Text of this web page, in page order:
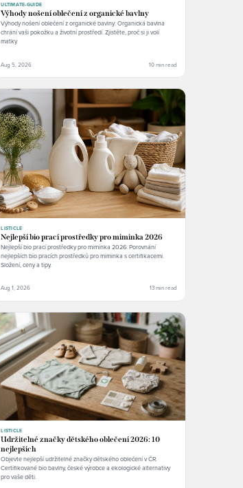
ULTIMATE-GUIDE
Výhody nošení oblečení z organické bavlny
Výhody nošení oblečení z organické bavlny: Organická bavlna
chrání vaši pokožku a životní prostředí. Zjistěte, proč si ji volí
matky.
Aug 5, 2026 10 min read
LISTICLE
Nejlepší bio prací prostředky pro miminka 2026
Nejlepší bio prací prostředky pro miminka 2026: Porovnání
nejlepších bio pracích prostředků pro miminka s certifikacemi.
Složení, ceny a tipy.
Aug 1, 2026 13 min read
LISTICLE
Udržitelné značky dětského oblečení 2026: 10
nejlepších
Objevte nejlepší udržitelné značky dětského oblečení v ČR.
Certifikované bio bavlny, české výrobce a ekologické alternativy
pro vaše děti.